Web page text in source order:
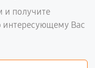
и получите
интересующему Вас